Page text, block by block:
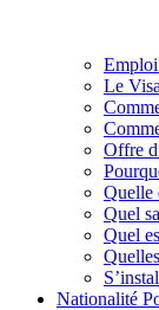
Le
Offre
Quelle
Quel
Quel
Nationalité